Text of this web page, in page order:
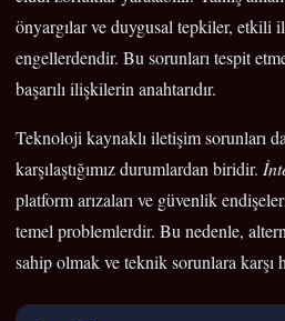
önyargılar ve duygusal tepkiler, etkili
engellerdendir. Bu sorunları tespit
başarılı ilişkilerin anahtarıdır.
Teknoloji kaynaklı iletişim sorunları
karşılaştığımız durumlardan biridir.
platform arızaları ve güvenlik
temel problemlerdir. Bu nedenle,
sahip olmak ve teknik sorunlara karşı